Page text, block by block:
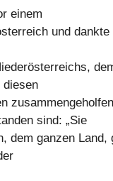
einem
und
diesen
sind: „Sie
dem ganzen Land,